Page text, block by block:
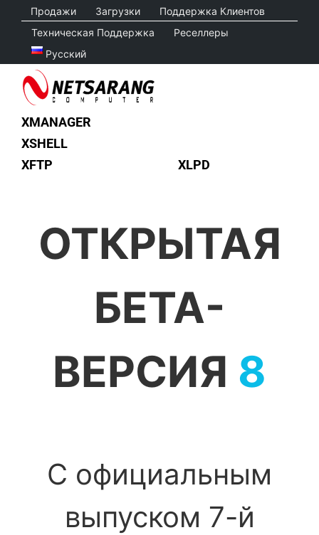
content
Продажи Загрузки
Поддержка Клиентов
Техническая Поддержка
Реселлеры
Русский
XMANAGER
XSHELL
XFTP
XLPD
ОТКРЫТАЯ
БЕТА-
ВЕРСИЯ 8
С официальным
выпуском 7-й